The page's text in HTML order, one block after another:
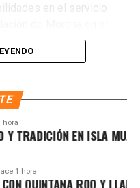
al instante
WhatsApp de
las noticias más
en el servicio
del Comité
delegado especial.
hora
EN ISLA MUJERES
1 hora
ROO Y LLAMA A